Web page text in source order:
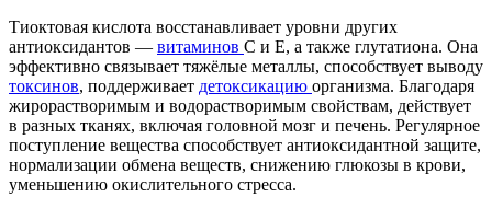
Тиоктовая кислота восстанавливает уровни других
антиоксидантов — витаминов C и E, а также глутатиона. Она
эффективно связывает тяжёлые металлы, способствует выводу
токсинов, поддерживает детоксикацию организма. Благодаря
жирорастворимым и водорастворимым свойствам, действует
в разных тканях, включая головной мозг и печень. Регулярное
поступление вещества способствует антиоксидантной защите,
нормализации обмена веществ, снижению глюкозы в крови,
уменьшению окислительного стресса.